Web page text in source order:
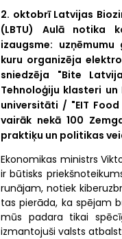
2. oktobrī Latvijas
(LBTU) Aulā notika
izaugsme:
kuru organizēja
sniedzēja "Bite
Tehnoloģiju klasteri
universitāti / "EIT
vairāk nekā 100
praktiķu un politikas
Ekonomikas ministrs
ir būtisks
runājam, notiek
tas pierāda, ka spējam
mūs padara tikai
izmantojuši valsts